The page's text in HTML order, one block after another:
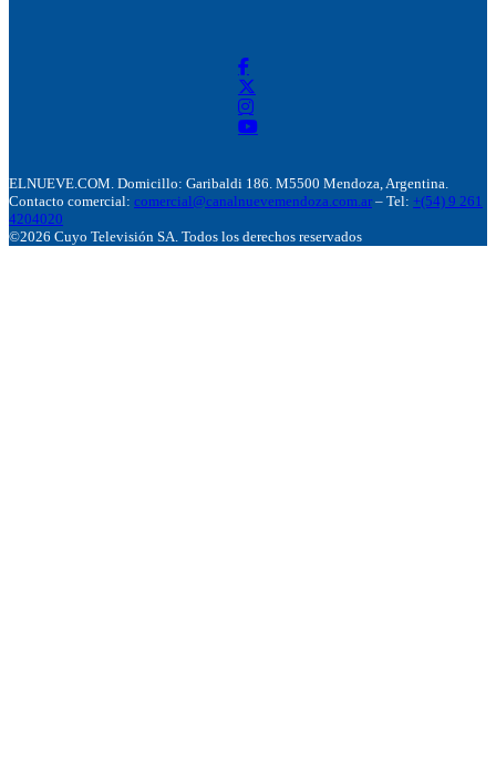
ELNUEVE.COM. Domicillo: Garibaldi 186. M5500 Mendoza, Argentina.
Contacto comercial: comercial@canalnuevemendoza.com.ar – Tel: +(54) 9 261
4204020
©2026 Cuyo Televisión SA. Todos los derechos reservados